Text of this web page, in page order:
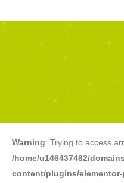
Warning: Trying to access
/home/u146437482/
content/plugins/